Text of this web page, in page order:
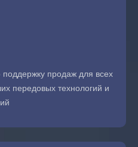
продаж для всех
передовых технологий и